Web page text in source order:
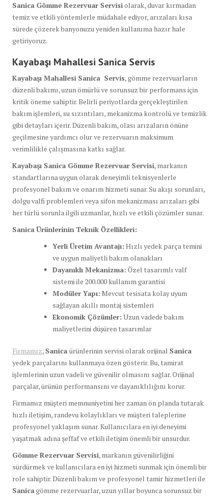
Sanica Gömme Rezervuar Servisiolarak, duvar kırmadan
temiz ve etkili yöntemlerle müdahale ediyor, arızaları kısa
sürede çözerek banyonuzu yeniden kullanıma hazır hale
getiriyoruz.
Kayabaşı Mahallesi Sanica Servis
Kayabaşı Mahallesi Sanica Servis, gömme rezervuarların
düzenli bakımı, uzun ömürlü ve sorunsuz bir performans için
kritik öneme sahiptir. Belirli periyotlarda gerçekleştirilen
bakım işlemleri, su sızıntıları, mekanizma kontrolü ve temizlik
gibi detayları içerir. Düzenli bakım, olası arızaların önüne
geçilmesine yardımcı olur ve rezervuarın maksimum
verimlilikle çalışmasına katkı sağlar.
Kayabaşı Sanica Gömme Rezervuar Servisi, markanın
standartlarına uygun olarak deneyimli teknisyenlerle
profesyonel bakım ve onarım hizmeti sunar. Su akışı sorunları,
dolgu valfi problemleri veya sifon mekanizması arızaları gibi
her türlü sorunla ilgili uzmanlar, hızlı ve etkili çözümler sunar.
Sanica Ürünlerinin Teknik Özellikleri:
Yerli Üretim Avantajı: Hızlı yedek parça temini
ve uygun maliyetli bakım olanakları
Dayanıklı Mekanizma: Özel tasarımlı valf
sistemi ile 200.000 kullanım garantisi
Modüler Yapı: Mevcut tesisata kolay uyum
sağlayan akıllı montaj sistemleri
Ekonomik Çözümler: Uzun vadede bakım
maliyetlerini düşüren tasarımlar
Firmamız, Sanica ürünlerinin servisi olarak orijinal Sanica
yedek parçalarını kullanmaya özen gösterir. Bu, tamirat
işlemlerinin uzun vadeli ve güvenilir olmasını sağlar. Orijinal
parçalar, ürünün performansını ve dayanıklılığını korur.
Firmamız müşteri memnuniyetini her zaman ön planda tutarak
hızlı iletişim, randevu kolaylıkları ve müşteri taleplerine
profesyonel yaklaşım sunar. Kullanıcılara en iyi deneyimi
yaşatmak adına şeffaf ve etkili iletişim önemli bir unsurdur.
Gömme Rezervuar Servisi, markanın güvenilirliğini
sürdürmek ve kullanıcılara en iyi hizmeti sunmak için önemli bir
role sahiptir. Düzenli bakım ve profesyonel tamir hizmetleri ile
Sanicagömme rezervuarlar, uzun yıllar boyunca sorunsuz bir